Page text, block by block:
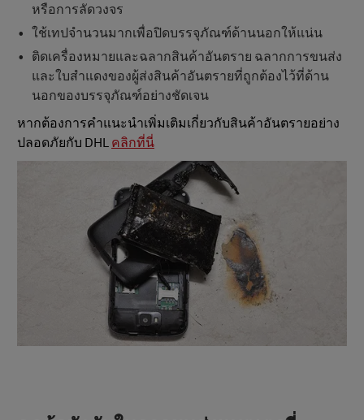
หรือการลัดวงจร
ใช้เทปจำนวนมากเพื่อปิดบรรจุภัณฑ์ด้านนอกให้แน่น
ติดเครื่องหมายและฉลากสินค้าอันตราย ฉลากการขนส่ง
และใบสำแดงของผู้ส่งสินค้าอันตรายที่ถูกต้องไว้ที่ด้าน
นอกของบรรจุภัณฑ์อย่างชัดเจน
หากต้องการคำแนะนำเพิ่มเติมเกี่ยวกับสินค้าอันตรายอย่าง
ปลอดภัยกับ DHL คลิกที่นี่